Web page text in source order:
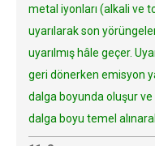
metal iyonları (alkali ve
uyarılarak son
uyarılmış hâle geçer.
geri dönerken emisyon
dalga boyunda oluşur ve
dalga boyu temel